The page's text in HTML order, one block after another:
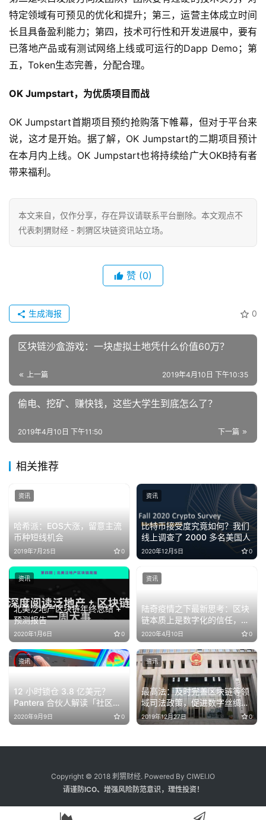
特定领域有可预见的优化和提升；第三，运营主体成立时间
长且具备盈利能力；第四，技术可行性和开发进展中，要有
已落地产品或有测试网络上线或可运行的Dapp Demo；第
五，Token生态完善，分配合理。
OK Jumpstart，为优质项目而战
OK Jumpstart首期项目预约抢购落下帷幕，但对于平台来
说，这才是开始。据了解，OK Jumpstart的二期项目预计
在本月内上线。OK Jumpstart也将持续给广大OKB持有者
带来福利。
本文来自 ，仅作分享，存在异议请联系平台删除。本文观点不
代表刺猬财经 - 刺猬区块链资讯站立场。
赞 (0)
0
生成海报
区块链沙盒游戏：一块虚拟土地凭什么价值60万？
上一篇 2019年4月10日 下午10:35
偷电、挖矿、赚快钱，这些大学生到底怎么了？
下一篇
2019年4月10日 下午11:50
相关推荐
哈希派：EOS大涨，留意主流
币种短线机会
2019年7月25日 0
资讯
比特币接受度究竟如何？我们
线上调查了 2000 多名美国人
2020年12月5日 0
资讯
北美泛地产区块链年终总结 +
预测报告
2020年1月6日 0
资讯
陆奇疫情之下最新思考：区块
链本质上是数字化的信任，可
以降低交易成本
2020年4月10日 0
资讯
12 小时锁仓 3.8 亿美元？
Pantera 合伙人解读「社区版
Curve」Swerve
2020年9月9日 0
资讯
最高法：及时完善区块链等领
域司法政策，促进数字丝绸之
路建设
2019年12月27日 0
资讯
Copyright © 2018 刺猬财经. Powered By CIWEI.IO
请谨防ICO、增强风险防范意识，理性投资！